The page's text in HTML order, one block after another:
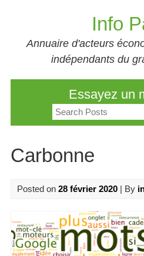
Info
Annuaire d'acteurs
indépendants du
Essayez un
Search
for:
Carbonne
Posted on 28 février 2020| By